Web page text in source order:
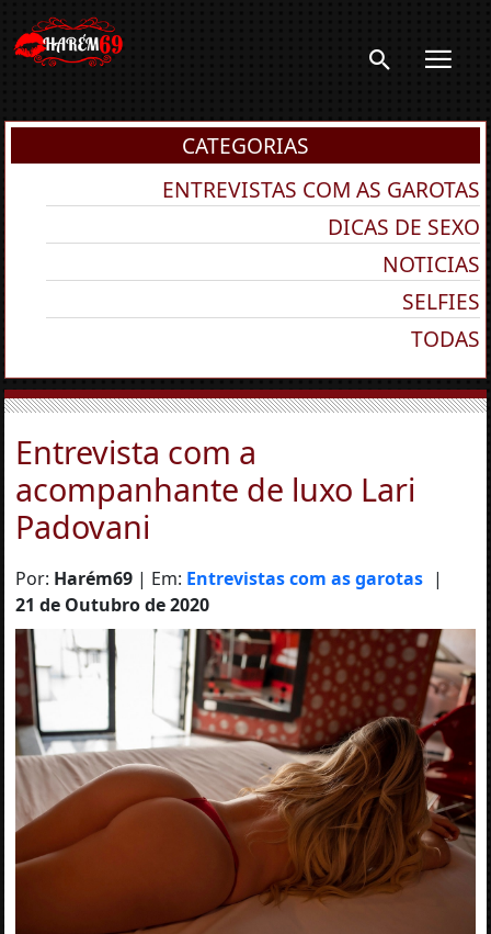
CATEGORIAS
ENTREVISTAS COM AS GAROTAS
DICAS DE SEXO
NOTICIAS
SELFIES
TODAS
Entrevista com a
acompanhante de luxo Lari
Padovani
Por: Harém69 | Em: Entrevistas com as garotas |
21 de Outubro de 2020